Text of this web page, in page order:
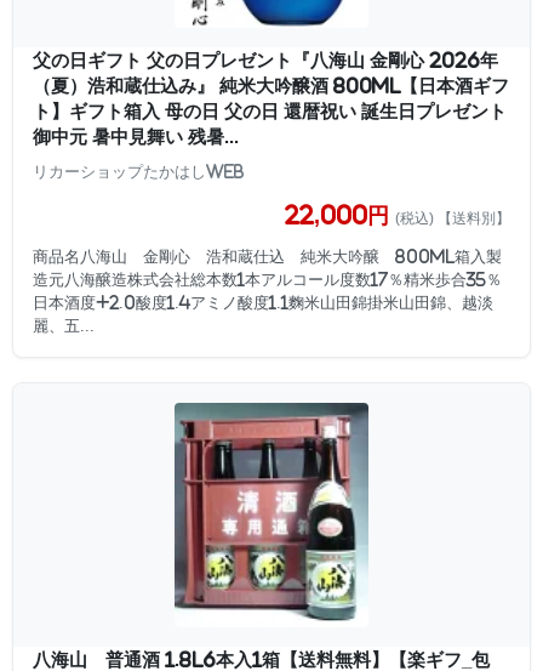
父の日ギフト 父の日プレゼント『八海山 金剛心 2026年
（夏）浩和蔵仕込み』 純米大吟醸酒 800ml【日本酒ギフ
ト】ギフト箱入 母の日 父の日 還暦祝い 誕生日プレゼント
御中元 暑中見舞い 残暑...
リカーショップたかはしweb
22,000円 (税込) 【送料別】
商品名八海山 金剛心 浩和蔵仕込 純米大吟醸 800ml箱入製
造元八海醸造株式会社総本数1本アルコール度数17％精米歩合35％
日本酒度+2.0酸度1.4アミノ酸度1.1麴米山田錦掛米山田錦、越淡
麗、五...
八海山 普通酒 1.8L6本入1箱【送料無料】【楽ギフ_包